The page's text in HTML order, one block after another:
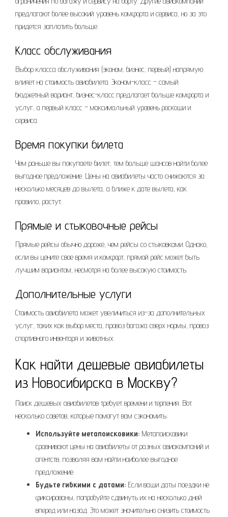
предлагают более высокий уровень комфорта и сервиса, но за это
придется заплатить больше.
Класс обслуживания
Выбор класса обслуживания (эконом, бизнес, первый) напрямую
влияет на стоимость авиабилета. Эконом-класс – самый
бюджетный вариант, бизнес-класс предлагает больше комфорта и
услуг, а первый класс – максимальный уровень роскоши и
сервиса.
Время покупки билета
Чем раньше вы покупаете билет, тем больше шансов найти более
выгодное предложение. Цены на авиабилеты часто снижаются за
несколько месяцев до вылета, а ближе к дате вылета, как
правило, растут.
Прямые и стыковочные рейсы
Прямые рейсы обычно дороже, чем рейсы со стыковками. Однако,
если вы цените свое время и комфорт, прямой рейс может быть
лучшим вариантом, несмотря на более высокую стоимость.
Дополнительные услуги
Стоимость авиабилета может увеличиться из-за дополнительных
услуг, таких как выбор места, провоз багажа сверх нормы, провоз
спортивного инвентаря и животных.
Как найти дешевые авиабилеты
из Новосибирска в Москву?
Поиск дешевых авиабилетов требует времени и терпения. Вот
несколько советов, которые помогут вам сэкономить:
Используйте метапоисковики: Метапоисковики
сравнивают цены на авиабилеты от разных авиакомпаний и
агентств, позволяя вам найти наиболее выгодное
предложение.
Будьте гибкими с датами: Если ваши даты поездки не
фиксированы, попробуйте сдвинуть их на несколько дней
вперед или назад. Это может значительно снизить стоимость